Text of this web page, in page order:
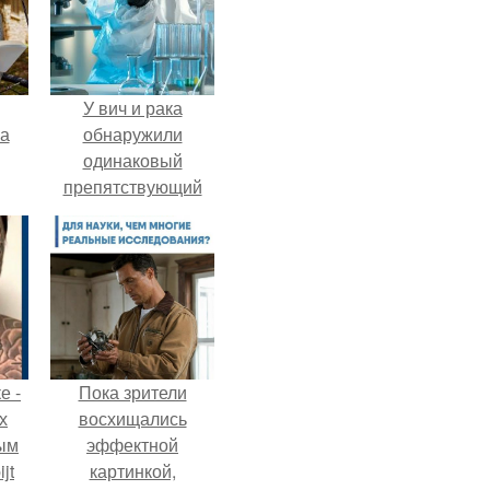
У вич и рака
обнаружили
одинаковый
препятствующий
лечению механизм.
-
Пока зрители
восхищались
эффектной
картинкой,